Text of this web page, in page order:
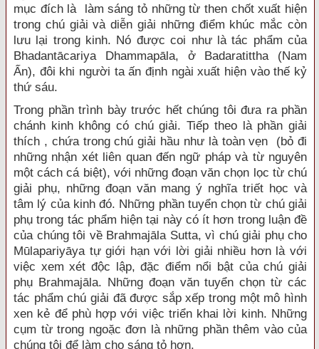
mục đích là làm sáng tỏ những từ then chốt xuất hiện
trong chú giải và diễn giải những điểm khúc mắc còn
lưu lại trong kinh. Nó được coi như là tác phẩm của
Bhadantācariya Dhammapāla, ở Badaratittha (Nam
Ấn), đôi khi người ta ấn định ngài xuất hiện vào thế kỷ
thứ sáu.
Trong phần trình bày trước hết chúng tôi đưa ra phần
chánh kinh không có chú giải. Tiếp theo là phần giải
thích , chứa trong chú giải hầu như là toàn vẹn (bỏ đi
những nhận xét liên quan đến ngữ pháp và từ nguyên
một cách cá biệt), với những đoạn văn chọn lọc từ chú
giải phụ, những đoạn văn mang ý nghĩa triết học và
tâm lý của kinh đó. Những phần tuyển chọn từ chú giải
phụ trong tác phẩm hiện tại này có ít hơn trong luận đề
của chúng tôi về Brahmajāla Sutta, vì chú giải phụ cho
Mūlapariyāya tự giới hạn với lời giải nhiều hơn là với
việc xem xét độc lập, đặc điểm nổi bật của chú giải
phụ Brahmajāla. Những đoạn văn tuyển chọn từ các
tác phẩm chú giải đã được sắp xếp trong một mô hình
xen kẻ để phù hợp với việc triển khai lời kinh. Những
cụm từ trong ngoặc đơn là những phần thêm vào của
chúng tôi để làm cho sáng tỏ hơn.